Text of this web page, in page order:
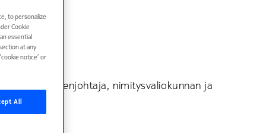
puheenjohtaja, nimitysvaliokunnan ja
to personalize
Cookie
essential
at any
notice’ or
All